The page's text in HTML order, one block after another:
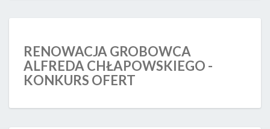
RENOWACJA GROBOWCA
ALFREDA CHŁAPOWSKIEGO -
KONKURS OFERT